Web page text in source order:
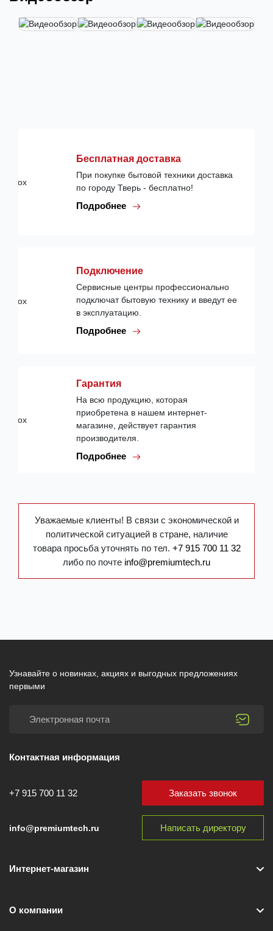
Бесплатная доставка
При покупке бытовой техники доставка
по городу Тверь - бесплатно!
Подробнее
Подключение
Сервисные центры профессионально
подключат бытовую технику и введут ее
в эксплуатацию.
Подробнее
Гарантия
На всю продукцию, которая
приобретена в нашем интернет-
магазине, действует гарантия
производителя.
Подробнее
Уважаемые клиенты! В связи с экономической и
политической ситуацией в стране, наличие
товара просьба уточнять по тел. +7 915 700 11 32
либо по почте info@premiumtech.ru
Узнавайте о новинках, акциях и выгодных предложениях
первыми
Контактная информация
+7 915 700 11 32
info@premiumtech.ru
Заказать звонок
Написать директору
Интернет-магазин
О компании